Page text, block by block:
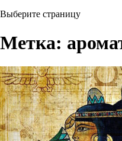
Выберите страницу
Метка: